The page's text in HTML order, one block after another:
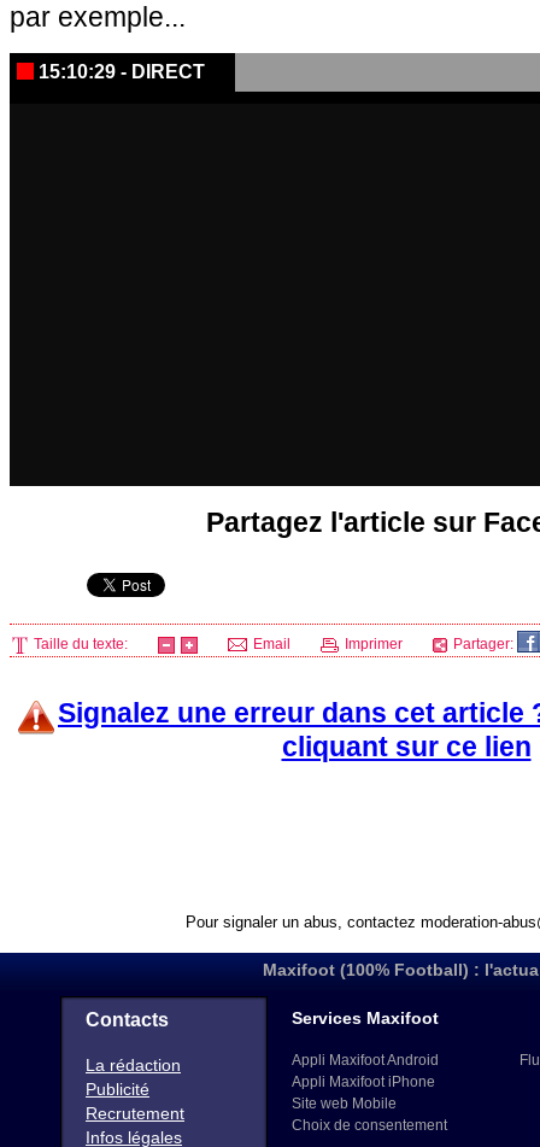
par exemple...
15:10:30 - DIRECT
Partagez l'article sur
Taille du texte: Email Imprimer Partager:
Signalez une erreur dans cet article
cliquant sur ce lien
Pour signaler un abus, contactez moderation-
Maxifoot (100% Football) :
Contacts
La rédaction
Publicité
Recrutement
Infos légales
Services Maxifoot
Appli Maxifoot Android
Appli Maxifoot iPhone
Site web Mobile
Choix de consentement